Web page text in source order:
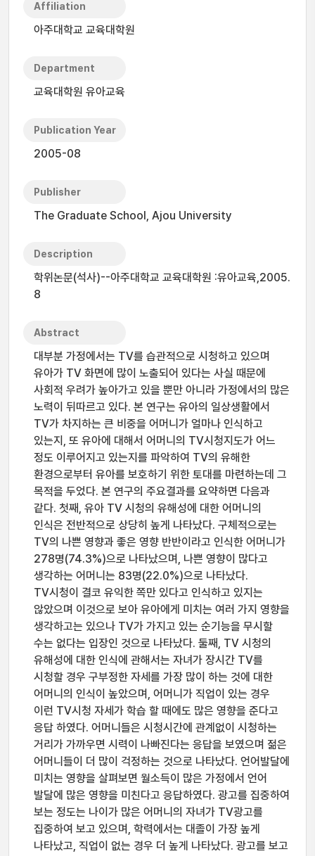
Affiliation
아주대학교 교육대학원
Department
교육대학원 유아교육
Publication Year
2005-08
Publisher
The Graduate School, Ajou University
Description
학위논문(석사)--아주대학교 교육대학원 :유아교육,2005.
8
Abstract
대부분 가정에서는 TV를 습관적으로 시청하고 있으며
유아가 TV 화면에 많이 노출되어 있다는 사실 때문에
사회적 우려가 높아가고 있을 뿐만 아니라 가정에서의 많은
노력이 뒤따르고 있다. 본 연구는 유아의 일상생활에서
TV가 차지하는 큰 비중을 어머니가 얼마나 인식하고
있는지, 또 유아에 대해서 어머니의 TV시청지도가 어느
정도 이루어지고 있는지를 파악하여 TV의 유해한
환경으로부터 유아를 보호하기 위한 토대를 마련하는데 그
목적을 두었다. 본 연구의 주요결과를 요약하면 다음과
같다. 첫째, 유아 TV 시청의 유해성에 대한 어머니의
인식은 전반적으로 상당히 높게 나타났다. 구체적으로는
TV의 나쁜 영향과 좋은 영향 반반이라고 인식한 어머니가
278명(74.3%)으로 나타났으며, 나쁜 영향이 많다고
생각하는 어머니는 83명(22.0%)으로 나타났다.
TV시청이 결코 유익한 쪽만 있다고 인식하고 있지는
않았으며 이것으로 보아 유아에게 미치는 여러 가지 영향을
생각하고는 있으나 TV가 가지고 있는 순기능을 무시할
수는 없다는 입장인 것으로 나타났다. 둘째, TV 시청의
유해성에 대한 인식에 관해서는 자녀가 장시간 TV를
시청할 경우 구부정한 자세를 가장 많이 하는 것에 대한
어머니의 인식이 높았으며, 어머니가 직업이 있는 경우
이런 TV시청 자세가 학습 할 때에도 많은 영향을 준다고
응답 하였다. 어머니들은 시청시간에 관계없이 시청하는
거리가 가까우면 시력이 나빠진다는 응답을 보였으며 젊은
어머니들이 더 많이 걱정하는 것으로 나타났다. 언어발달에
미치는 영향을 살펴보면 월소득이 많은 가정에서 언어
발달에 많은 영향을 미친다고 응답하였다. 광고를 집중하여
보는 정도는 나이가 많은 어머니의 자녀가 TV광고를
집중하여 보고 있으며, 학력에서는 대졸이 가장 높게
나타났고, 직업이 없는 경우 더 높게 나타났다. 광고를 보고